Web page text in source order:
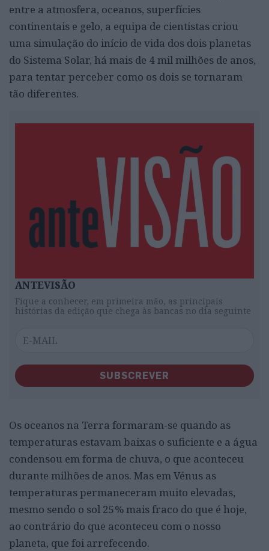
entre a atmosfera, oceanos, superfícies
continentais e gelo, a equipa de cientistas criou
uma simulação do início de vida dos dois planetas
do Sistema Solar, há mais de 4 mil milhões de anos,
para tentar perceber como os dois se tornaram
tão diferentes.
ANTEVISÃO
Fique a conhecer, em primeira mão, as principais
histórias da edição que chega às bancas no dia seguinte
SUBSCREVER
Os oceanos na Terra formaram-se quando as
temperaturas estavam baixas o suficiente e a água
condensou em forma de chuva, o que aconteceu
durante milhões de anos. Mas em Vénus as
temperaturas permaneceram muito elevadas,
mesmo sendo o sol 25% mais fraco do que é hoje,
ao contrário do que aconteceu com o nosso
planeta, que foi arrefecendo.